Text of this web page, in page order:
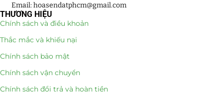
Email: hoasendatphcm@gmail.com
THƯƠNG HIỆU
Chính sách và điều khoản
Thắc mắc và khiếu nại
Chính sách bảo mật
Chính sách vận chuyển
Chính sách đổi trả và hoàn tiền